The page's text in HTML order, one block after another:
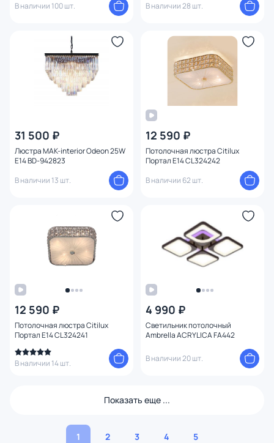
В наличии 100 шт.
В наличии 28 шт.
31 500 ₽
Люстра MAK-interior Odeon 25W
E14 BD-942823
В наличии 13 шт.
12 590 ₽
Потолочная люстра Citilux
Портал E14 CL324242
В наличии 62 шт.
12 590 ₽
Потолочная люстра Citilux
Портал E14 CL324241
В наличии 14 шт.
4 990 ₽
Светильник потолочный
Ambrella ACRYLICA FA442
В наличии 20 шт.
Показать еще ...
1 2 3 4 5